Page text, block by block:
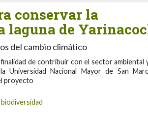
conservar la
de
del cambio climático
de contribuir con el sector ambiental
Universidad Nacional Mayor de San
proyecto
biodiversidad